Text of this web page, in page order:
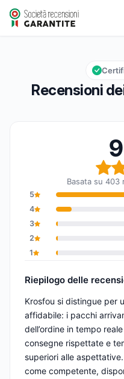
Krosfou
Valutazione globale: 9,6 su 10
9,6/10
Recensioni
Basata su 403
5
4
3
2
1
Riepilogo delle
Krosfou si distingue per
affidabile: i pacchi
dell’ordine in tempo
consegne rispettate e
superiori alle
come competente,